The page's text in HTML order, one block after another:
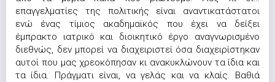
επαγγελματίες της πολιτικής είναι αναντικατάστατοι
ενώ ένας τίμιος ακαδημαϊκός που έχει να δείξει
έμπρακτο ιατρικό και διοικητικό έργο αναγνωρισμένο
διεθνώς, δεν μπορεί να διαχειριστεί όσα διαχειρίστηκαν
αυτοί που μας χρεοκόπησαν κι ανακυκλώνουν τα ίδια και
τα ίδια. Πράγματι είναι, να γελάς και να κλαίς. Βαθιά